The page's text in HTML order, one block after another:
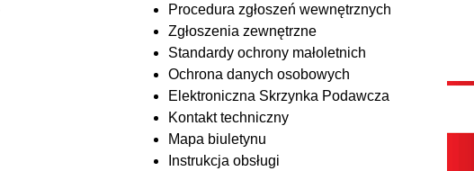
Procedura zgłoszeń wewnętrznych
Zgłoszenia zewnętrzne
Standardy ochrony małoletnich
Ochrona danych osobowych
Elektroniczna Skrzynka Podawcza
Kontakt techniczny
Mapa biuletynu
Instrukcja obsługi